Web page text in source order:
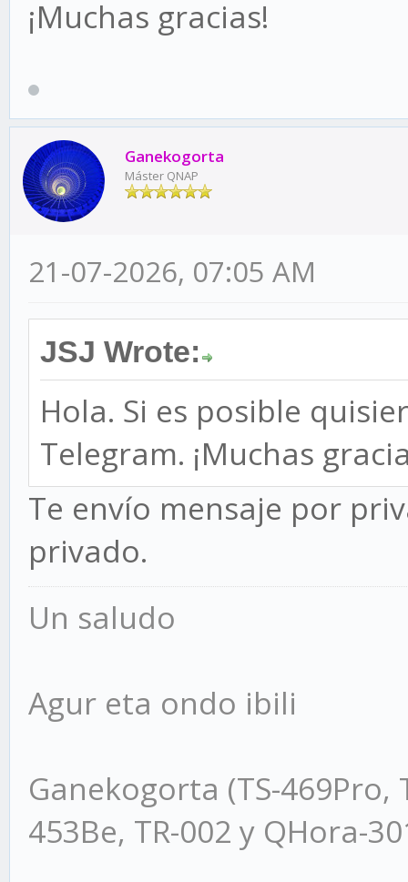
¡Muchas gracias!
Ganekogorta
Máster QNAP
21-07-2026, 07:05 AM
JSJ Wrote:
Hola. Si es posible
Telegram. ¡Muchas
Te envío mensaje por
privado.
Un saludo
Agur eta ondo ibili
Ganekogorta (TS-469Pro,
453Be, TR-002 y QHora-